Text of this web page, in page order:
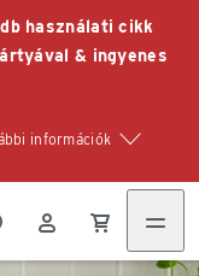
használati cikk
& ingyenes
információk